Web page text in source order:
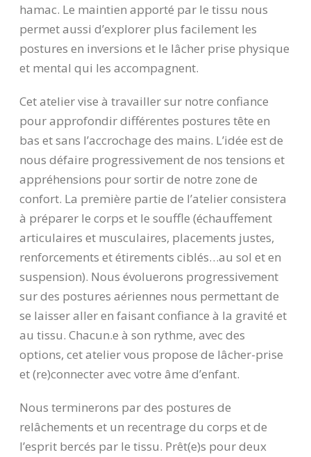
hamac. Le maintien apporté par le tissu nous
permet aussi d’explorer plus facilement les
postures en inversions et le lâcher prise physique
et mental qui les accompagnent.
Cet atelier vise à travailler sur notre confiance
pour approfondir différentes postures tête en
bas et sans l’accrochage des mains. L’idée est de
nous défaire progressivement de nos tensions et
appréhensions pour sortir de notre zone de
confort. La première partie de l’atelier consistera
à préparer le corps et le souffle (échauffement
articulaires et musculaires, placements justes,
renforcements et étirements ciblés…au sol et en
suspension). Nous évoluerons progressivement
sur des postures aériennes nous permettant de
se laisser aller en faisant confiance à la gravité et
au tissu. Chacun.e à son rythme, avec des
options, cet atelier vous propose de lâcher-prise
et (re)connecter avec votre âme d’enfant.
Nous terminerons par des postures de
relâchements et un recentrage du corps et de
l’esprit bercés par le tissu. Prêt(e)s pour deux